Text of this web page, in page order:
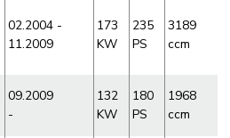
02.2004 -
11.2009
173
KW
235
PS
3189
ccm
09.2009
-
132
KW
180
PS
1968
ccm